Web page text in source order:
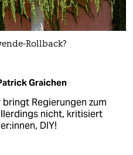
Rollback?
Graichen
Regierungen zum
nicht, kritisiert
DIY!